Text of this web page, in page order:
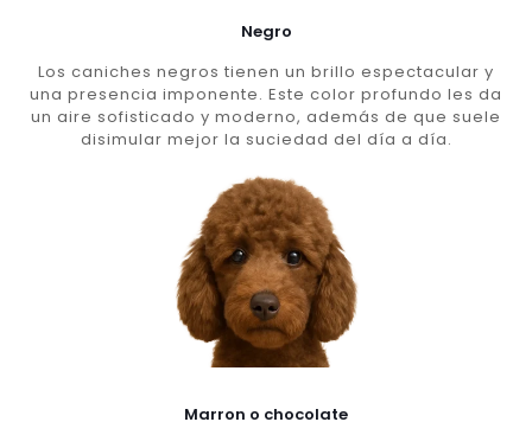
Negro
Los caniches negros tienen un brillo espectacular y
una presencia imponente. Este color profundo les da
un aire sofisticado y moderno, además de que suele
disimular mejor la suciedad del día a día.
Marron o chocolate